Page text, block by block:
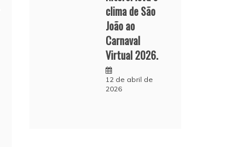
clima de São
João ao
Carnaval
Virtual 2026.
12 de abril de
2026